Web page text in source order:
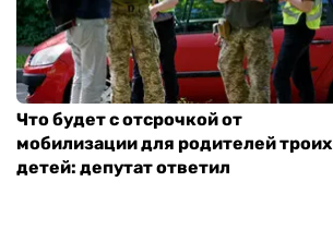
Что будет с отсрочкой от
мобилизации для родителей троих
детей: депутат ответил